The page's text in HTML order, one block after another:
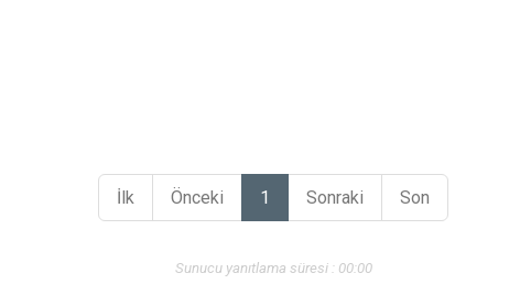
İlk Önceki 1 Sonraki Son
Sunucu yanıtlama süresi : 00:00